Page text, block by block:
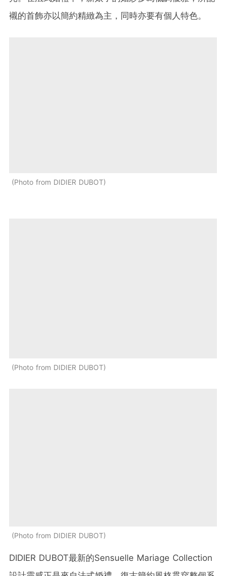
襯的首飾亦以簡約精緻為主，同時亦要有個人特色。
Photo from DIDIER DUBOT
Photo from DIDIER DUBOT
Photo from DIDIER DUBOT
DIDIER DUBOT最新的Sensuelle Mariage Collection